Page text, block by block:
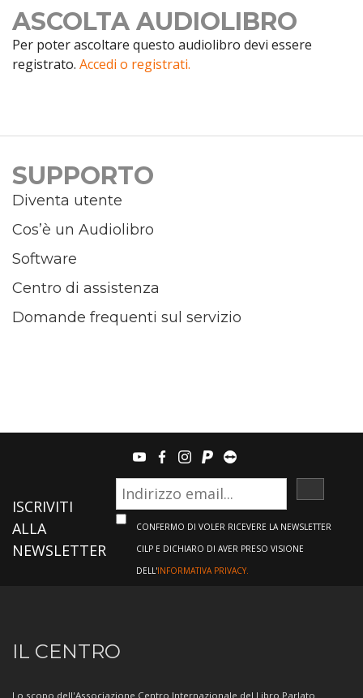
ASCOLTA AUDIOLIBRO
Per poter ascoltare questo audiolibro devi essere
registrato. Accedi o registrati.
SUPPORTO
Diventa utente
Cos’è un Audiolibro
Software
Centro di assistenza
Domande frequenti sul servizio
youtubefacebook
instagram
paypalteamviewer
ISCRIVITI
ALLA
NEWSLETTER
CONFERMO DI VOLER RICEVERE LA NEWSLETTER
CILP E DICHIARO DI AVER PRESO VISIONE
DELL'INFORMATIVA PRIVACY.
Informazioni
sul
Centro
IL CENTRO
Lo scopo dell'Associazione Centro Internazionale del Libro Parlato